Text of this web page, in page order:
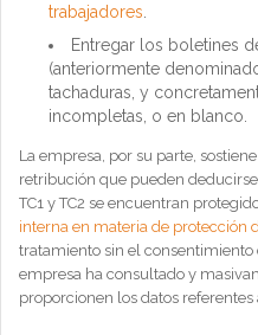
trabajadores
Entregar los boletines
(anteriormente
tachaduras, y
incompletas, o en blanco.
La empresa, por su parte,
retribución que pueden
TC1 y TC2 se encuentran
interna en materia de protección
tratamiento sin el consentimiento
empresa ha consultado y
proporcionen los datos referentes